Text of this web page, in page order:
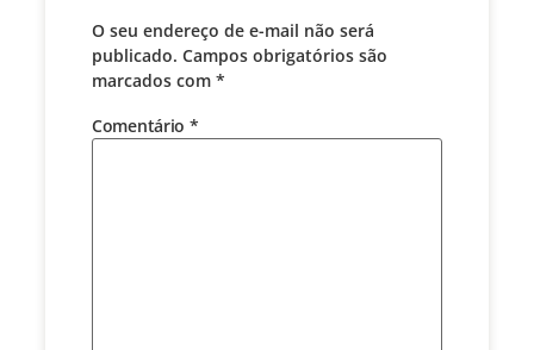
O seu endereço de e-mail não será
publicado. Campos obrigatórios são
marcados com *
Comentário *